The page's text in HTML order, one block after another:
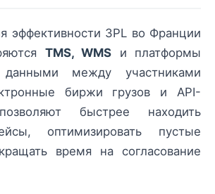
эффективности 3PL во Франции
TMS, WMS и платформы
между участниками
биржи грузов и API-
быстрее находить
оптимизировать пустые
время на согласование